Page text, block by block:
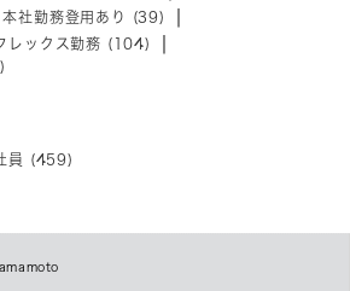
本社勤務登用あり (39)
レックス勤務 (104)
員 (459)